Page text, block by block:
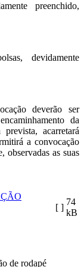
preenchido,
devidamente
deverão ser
da
acarretará
a convocação
observadas as suas
[ ]
74
kB
de rodapé